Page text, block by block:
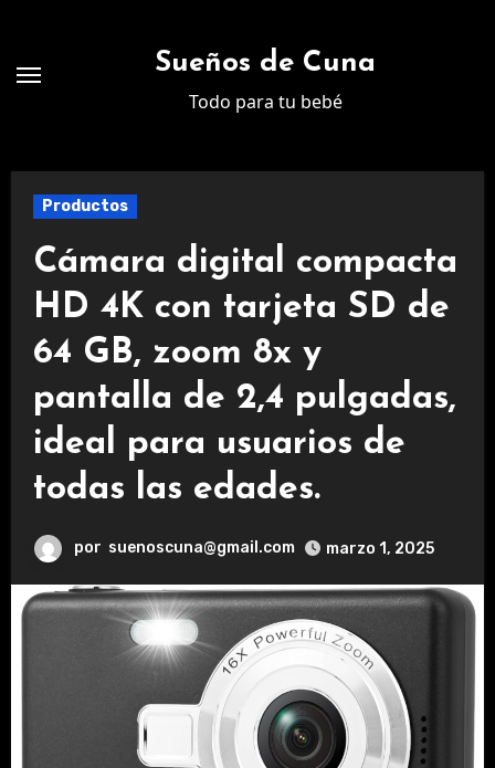
contenido
Sueños de Cuna
Todo para tu bebé
Productos
Cámara digital compacta
HD 4K con tarjeta SD de
64 GB, zoom 8x y
pantalla de 2,4 pulgadas,
ideal para usuarios de
todas las edades.
por suenoscuna@gmail.com marzo 1, 2025